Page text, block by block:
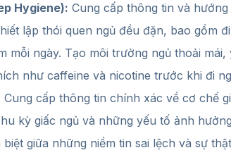
Hygiene): Cung cấp thông tin và
lập thói quen ngủ đều đặn, bao gồm
mỗi ngày. Tạo môi trường ngủ thoải mái,
như caffeine và nicotine trước khi đi
Cung cấp thông tin chính xác về cơ chế
kỳ giấc ngủ và những yếu tố ảnh
giữa những niềm tin sai lệch và sự